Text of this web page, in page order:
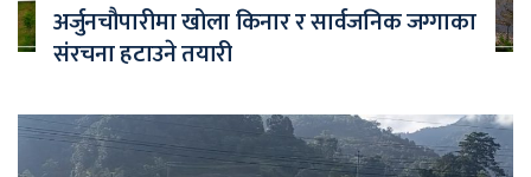
अर्जुनचौपारीमा खोला किनार र सार्वजनिक जग्गाका
संरचना हटाउने तयारी